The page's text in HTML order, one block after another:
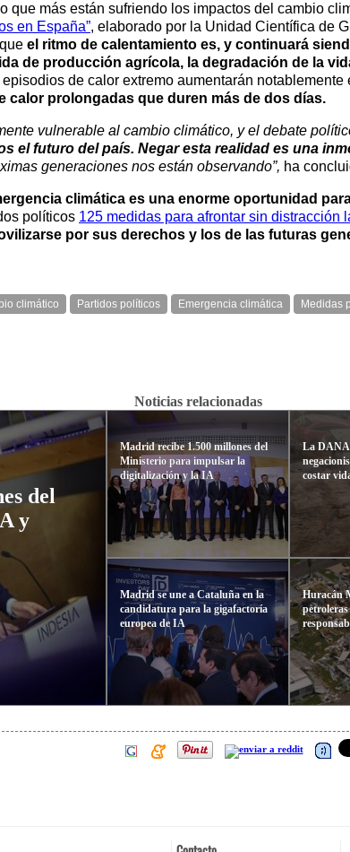
que más están sufriendo los impactos del cambio
en España”, elaborado por la Unidad Científica de
el ritmo de calentamiento es, y continuará
de producción agrícola, la degradación de la
de calor extremo aumentarán
calor prolongadas que duren más de dos días.
vulnerable al cambio climático, y el debate
el futuro del país. Negar esta realidad es una
generaciones nos están observando”, ha
climática es una enorme oportunidad
políticos 125 medidas para afrontar sin distracción
por sus derechos y los de las futuras
climático Partidos políticos Emergencia climática Medidas
Noticias relacionadas
del
y
Madrid recibe 1.500 millones del
Ministerio para impulsar la
digitalización y la IA
Madrid se une a Cataluña en la
candidatura para la gigafactoría
europea de IA
La DANA
costar
Huracán